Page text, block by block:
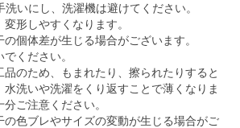
いにし、洗濯機は避けてください。
形しやすくなります。
の個体差が生じる場合がございます。
ください。
品のため、もまれたり、擦られたりすると
水洗いや洗濯をくり返すことで薄くなりま
ご注意ください。
の色ブレやサイズの変動が生じる場合がご